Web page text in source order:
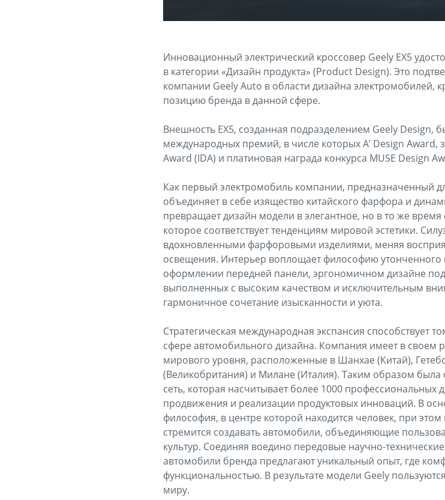
Инновационный электрический кроссовер Geely EX5
в категории «Дизайн продукта» (Product Design). Это
компании Geely Auto в области дизайна электромобилей,
позицию бренда в данной сфере.
Внешность EX5, созданная подразделением Geely
международных премий, в числе которых A’ Design Award,
Award (IDA) и платиновая награда конкурса MUSE Design
Как первый электромобиль компании, предназначенный
объединяет в себе изящество китайского фарфора и
превращает дизайн модели в элегантное, но в то же
которое соответствует тенденциям мировой эстетики.
вдохновленными фарфоровыми изделиями, меняя
освещения. Интерьер воплощает философию утонченного
оформлении передней панели, эргономичном дизайне
выполненных с высоким качеством и исключительным
гармоничное сочетание изысканности и уюта.
Стратегическая международная экспансия способствует
сфере автомобильного дизайна. Компания имеет в своем
мирового уровня, расположенные в Шанхае (Китай),
(Великобритания) и Милане (Италия). Таким образом была
сеть, которая насчитывает более 1000
продвижения и реализации продуктовых инноваций. В
философия, в центре которой находится человек, при
стремится создавать автомобили, объединяющие
культур. Соединяя воедино передовые научно-
автомобили бренда предлагают уникальный опыт, где
функциональностью. В результате модели Geely
миру.